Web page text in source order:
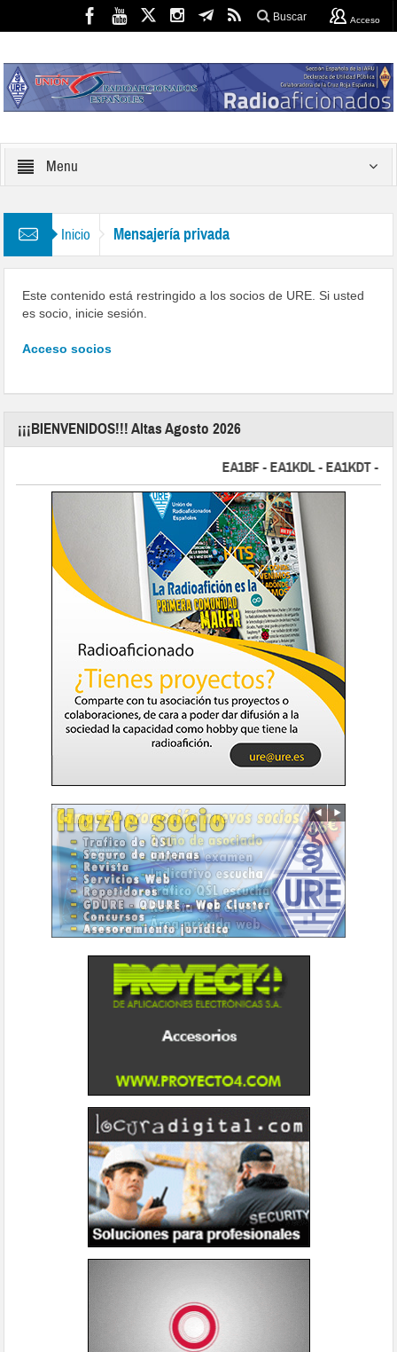
Buscar Acceso
Menu
Inicio Mensajería privada
Este contenido está restringido a los socios de URE. Si usted
es socio, inicie sesión.
Acceso socios
¡¡¡BIENVENIDOS!!! Altas Agosto 2026
EA1BF - EA1KDL - EA1KDT -